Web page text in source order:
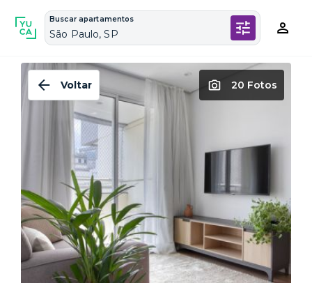
Buscar apartamentos
São Paulo, SP
Voltar 20 Fotos